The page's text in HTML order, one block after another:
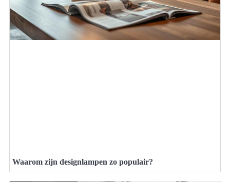
Waarom zijn designlampen zo populair?